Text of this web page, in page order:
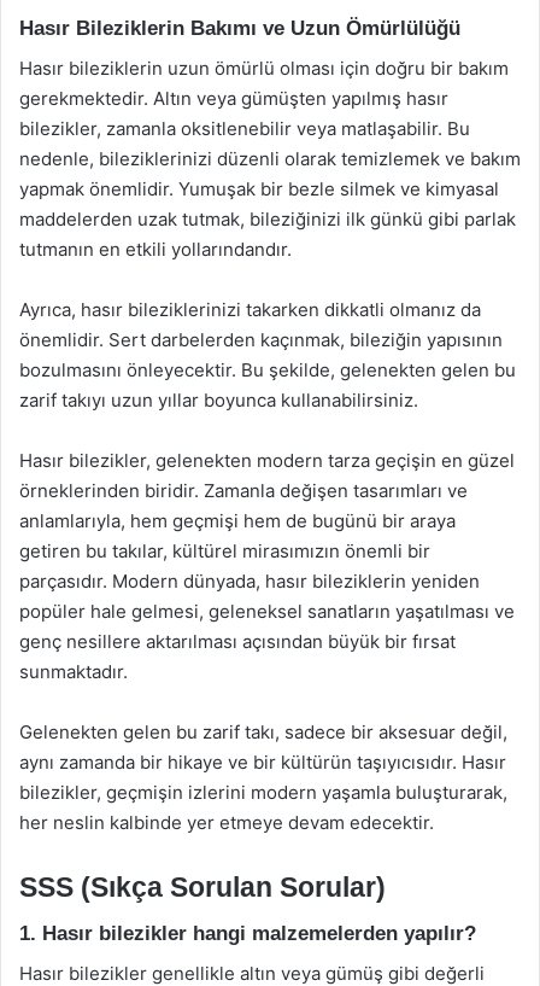
Hasır Bileziklerin Bakımı ve Uzun Ömürlülüğü
Hasır bileziklerin uzun ömürlü olması için doğru bir bakım
gerekmektedir. Altın veya gümüşten yapılmış hasır
bilezikler, zamanla oksitlenebilir veya matlaşabilir. Bu
nedenle, bileziklerinizi düzenli olarak temizlemek ve bakım
yapmak önemlidir. Yumuşak bir bezle silmek ve kimyasal
maddelerden uzak tutmak, bileziğinizi ilk günkü gibi parlak
tutmanın en etkili yollarındandır.
Ayrıca, hasır bileziklerinizi takarken dikkatli olmanız da
önemlidir. Sert darbelerden kaçınmak, bileziğin yapısının
bozulmasını önleyecektir. Bu şekilde, gelenekten gelen bu
zarif takıyı uzun yıllar boyunca kullanabilirsiniz.
Hasır bilezikler, gelenekten modern tarza geçişin en güzel
örneklerinden biridir. Zamanla değişen tasarımları ve
anlamlarıyla, hem geçmişi hem de bugünü bir araya
getiren bu takılar, kültürel mirasımızın önemli bir
parçasıdır. Modern dünyada, hasır bileziklerin yeniden
popüler hale gelmesi, geleneksel sanatların yaşatılması ve
genç nesillere aktarılması açısından büyük bir fırsat
sunmaktadır.
Gelenekten gelen bu zarif takı, sadece bir aksesuar değil,
aynı zamanda bir hikaye ve bir kültürün taşıyıcısıdır. Hasır
bilezikler, geçmişin izlerini modern yaşamla buluşturarak,
her neslin kalbinde yer etmeye devam edecektir.
SSS (Sıkça Sorulan Sorular)
1. Hasır bilezikler hangi malzemelerden yapılır?
Hasır bilezikler genellikle altın veya gümüş gibi değerli